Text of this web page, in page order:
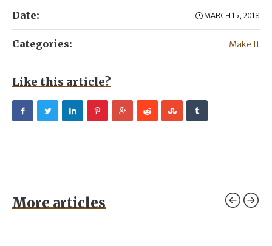
Date: MARCH 15, 2018
Categories: Make It
Like this article?
More articles